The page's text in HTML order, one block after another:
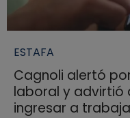
ESTAFA
Cagnoli alertó
laboral y advirtió
ingresar a